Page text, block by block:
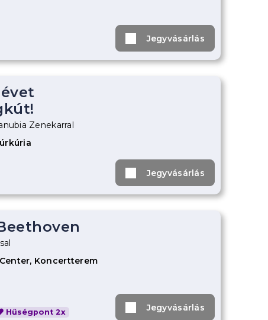
Jegyvásárlás
Zenekarral
Jegyvásárlás
Koncertterem
Hűségpont 2x Jegyvásárlás